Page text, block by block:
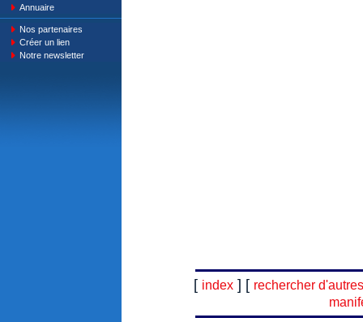
Annuaire
Nos partenaires
Créer un lien
Notre newsletter
[ index ] [ rechercher